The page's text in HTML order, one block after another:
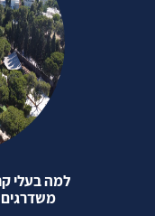
למה בעלי
משדרגים